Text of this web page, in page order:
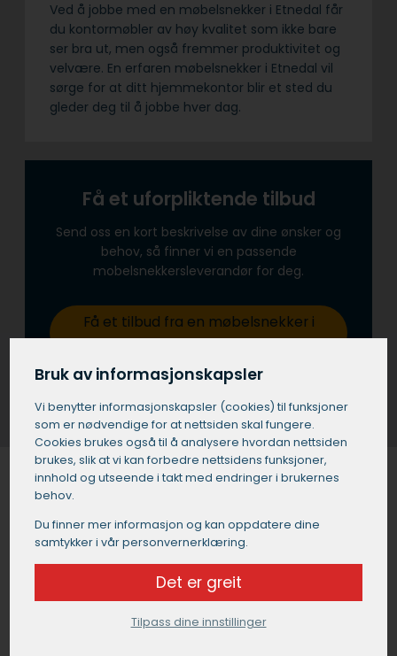
Ved å jobbe med en møbelsnekker i Etnedal får
du kontormøbler av høy kvalitet som ikke bare
ser bra ut, men også fremmer produktivitet og
velvære. En erfaren møbelsnekker i Etnedal vil
sørge for at ditt hjemmekontor blir et sted du
gleder deg til å jobbe hver dag.
Få et uforpliktende tilbud
Send oss en kort beskrivelse av dine ønsker og
behov, så finner vi en passende
mobelsnekkersleverandør for deg.
Få et tilbud fra en møbelsnekker i
Etnedal
Møbelsnekker i Etnedal gjenbruk og
oppussing
Har du eldre møbler som trenger nytt liv? En
møbelsnekker i Etnedal kan hjelpe deg med å puste
nytt liv i dine elskede møbler gjennom gjenbruk og
Bruk av informasjonskapsler
Vi benytter informasjons­kapsler (cookies) til funksjoner
som er nødvendige for at nettsiden skal fungere.
Cookies brukes også til å analysere hvordan nettsiden
brukes, slik at vi kan forbedre nettsidens funksjoner,
innhold og utseende i takt med endringer i brukernes
behov.
Du finner mer informasjon og kan oppdatere dine
samtykker i vår personvernerklæring.
Det er greit
Tilpass dine innstillinger